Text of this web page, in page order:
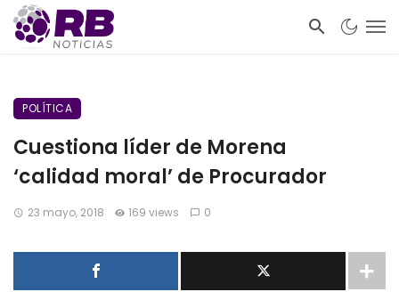
POLÍTICA
Cuestiona líder de Morena
‘calidad moral’ de Procurador
23 mayo, 2018 169 views 0